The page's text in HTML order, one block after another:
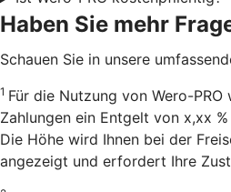
Haben Sie mehr
Schauen Sie in unsere
1 Für die Nutzung von Wero-
Zahlungen ein Entgelt von x,xx
Die Höhe wird Ihnen bei der
angezeigt und erfordert Ihre